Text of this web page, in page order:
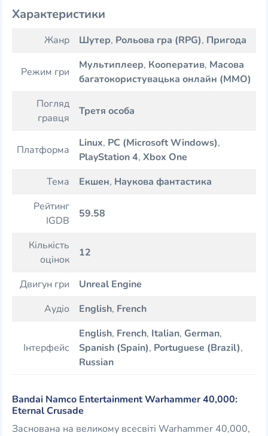
Характеристики
Жанр Шутер, Рольова гра (RPG), Пригода
Режим гри
Мультиплеер, Кооператив, Масова
багатокористувацька онлайн (MMO)
Погляд
гравця
Третя особа
Платформа
Linux, PC (Microsoft Windows),
PlayStation 4, Xbox One
Тема
Екшен, Наукова фантастика
Рейтинг
IGDB
59.58
Кількість
оцінок
12
Двигун гри
Unreal Engine
Аудіо
English, French
Інтерфейс
English, French, Italian, German,
Spanish (Spain), Portuguese (Brazil),
Russian
Bandai Namco Entertainment Warhammer 40,000:
Eternal Crusade
Заснована на великому всесвіті Warhammer 40,000,